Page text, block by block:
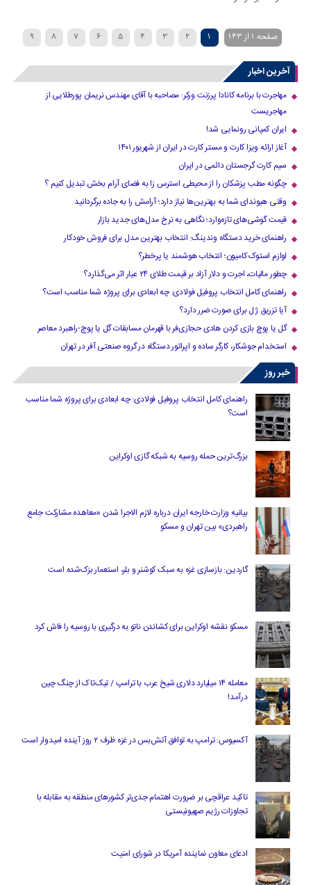
صفحه 1 از 143 1
2
3
4
5
6
7
8
9
10
›
20
30
40
...
» آخرین اخبار
مهاجرت با برنامه کانادا پرزنت ورکر: مصاحبه با آقای مهندس نریمان پورطلایی از
مهاجریست
ایران کمپانی رونمایی شد!
آغاز ارائه ویزا کارت و مستر کارت در ایران از شهریور ۱۴۰۱
سیم کارت گرجستان دائمی در ایران
چگونه مطب پزشکان را از محیطی استرس زا به فضای آرام بخش تبدیل کنیم ؟
وقتی هیوندای شما به بهترین‌ها نیاز دارد؛ آرامش را به جاده برگردانید
قیمت گوشی‌های تازه‌وارد؛ نگاهی به نرخ مدل‌های جدید بازار
راهنمای خرید دستگاه وندینگ: انتخاب بهترین مدل برای فروش خودکار
لوازم استوک کامیون؛ انتخاب هوشمند یا پرخطر؟
چطور مالیات، اجرت و دلار آزاد بر قیمت طلای ۲۴ عیار اثر می‌گذارد؟
راهنمای کامل انتخاب پروفیل فولادی: چه ابعادی برای پروژه شما مناسب است؟
آیا تزریق ژل برای صورت ضرر دارد​؟
گل یا پوچ بازی کردن هادی حجازی‌فر با قهرمان مسابقات گل یا پوچ-راهبرد معاصر
استخدام جوشکار، کارگر ساده و اپراتور دستگاه در گروه صنعتی آفر در تهران
خبر روز
راهنمای کامل انتخاب پروفیل فولادی: چه ابعادی برای پروژه شما مناسب
است؟
بزرگ‌ترین حمله روسیه به شبکه گازی اوکراین
بیانیه وزارت خارجه ایران درباره لازم‌ الاجرا شدن «معاهده مشارکت جامع
راهبردی» بین تهران و مسکو
گاردین: بازسازی غزه به سبک کوشنر و بلر، استعمار بزک‌شده است
مسکو نقشه اوکراین برای کشاندن ناتو به درگیری با روسیه را فاش کرد
معامله ۱۴ میلیارد دلاری شیخ عرب با ترامپ / تیک‌تاک از چنگ چین
درآمد!
آکسیوس: ترامپ به توافق آتش‌بس در غزه ظرف ۲ روز آینده امیدوار است
تاکید عراقچی بر ضرورت اهتمام جدی‌تر کشورهای منطقه به مقابله با
تجاوزات رژیم صهیونیستی
ادعای معاون نماینده آمریکا در شورای امنیت